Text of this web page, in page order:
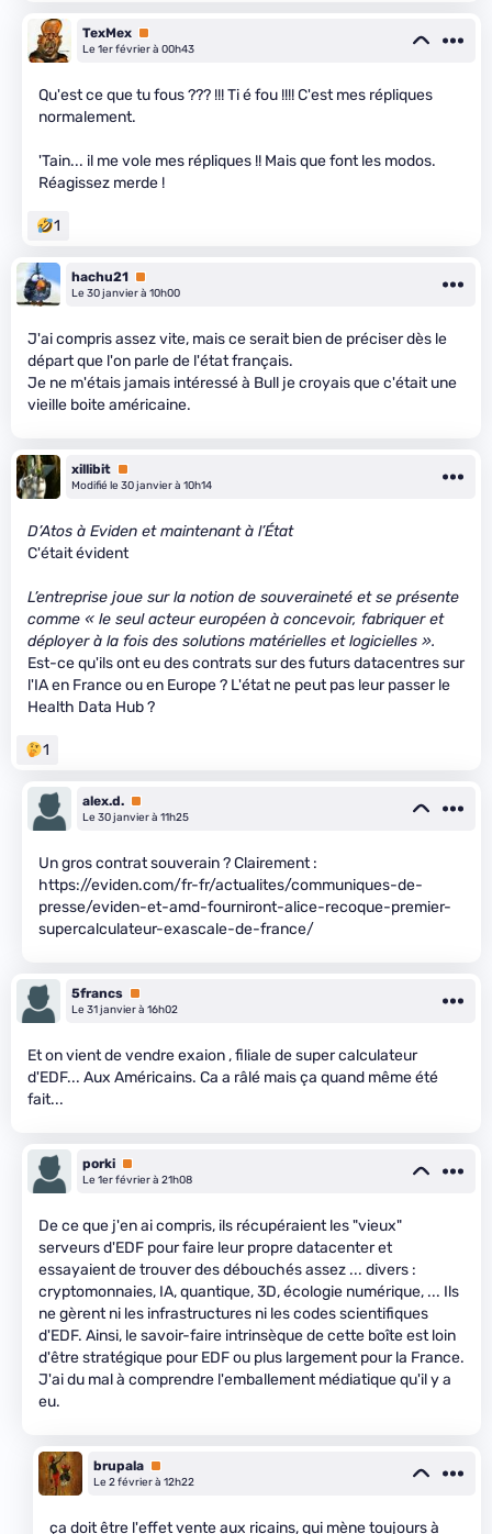
TexMex Premium
Le 1er février à 00h43
Qu'est ce que tu fous ??? !!! Ti é fou !!!! C'est mes répliques
normalement.
'Tain... il me vole mes répliques !! Mais que font les modos.
Réagissez merde !
1
hachu21 Premium
Le 30 janvier à 10h00
J'ai compris assez vite, mais ce serait bien de préciser dès le
départ que l'on parle de l'état français.
Je ne m'étais jamais intéressé à Bull je croyais que c'était une
vieille boite américaine.
xillibit Premium
Modifié le 30 janvier à 10h14
D’Atos à Eviden et maintenant à l’État
C'était évident
L’entreprise joue sur la notion de souveraineté et se présente
comme « le seul acteur européen à concevoir, fabriquer et
déployer à la fois des solutions matérielles et logicielles ».
Est-ce qu'ils ont eu des contrats sur des futurs datacentres sur
l'IA en France ou en Europe ? L'état ne peut pas leur passer le
Health Data Hub ?
1
alex.d. Premium
Le 30 janvier à 11h25
Un gros contrat souverain ? Clairement :
https://eviden.com/fr-fr/actualites/communiques-de-
presse/eviden-et-amd-fourniront-alice-recoque-premier-
supercalculateur-exascale-de-france/
5francs Premium
Le 31 janvier à 16h02
Et on vient de vendre exaion , filiale de super calculateur
d'EDF... Aux Américains. Ca a râlé mais ça quand même été
fait...
porki Premium
Le 1er février à 21h08
De ce que j'en ai compris, ils récupéraient les "vieux"
serveurs d'EDF pour faire leur propre datacenter et
essayaient de trouver des débouchés assez ... divers :
cryptomonnaies, IA, quantique, 3D, écologie numérique, ... Ils
ne gèrent ni les infrastructures ni les codes scientifiques
d'EDF. Ainsi, le savoir-faire intrinsèque de cette boîte est loin
d'être stratégique pour EDF ou plus largement pour la France.
J'ai du mal à comprendre l'emballement médiatique qu'il y a
eu.
brupala Premium
Le 2 février à 12h22
ça doit être l'effet vente aux ricains, qui mène toujours à